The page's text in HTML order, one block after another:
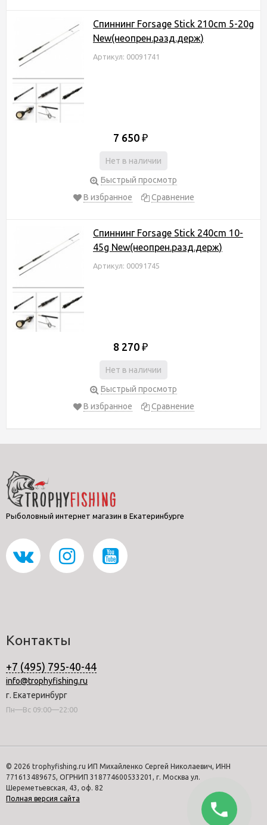
Спиннинг Forsage Stick 210cm 5-20g
New(неопрен.разд.держ)
Артикул: 00091741
7 650 ₽
Нет в наличии
Быстрый просмотр
В избранное
Сравнение
Спиннинг Forsage Stick 240cm 10-
45g New(неопрен.разд.держ)
Артикул: 00091745
8 270 ₽
Нет в наличии
Быстрый просмотр
В избранное
Сравнение
Рыболовный интернет магазин в Екатеринбурге
Контакты
+7 (495) 795-40-44
info@trophyfishing.ru
г. Екатеринбург
Пн—Вс 09:00—22:00
© 2026 trophyfishing.ru ИП Михайленко Сергей Николаевич, ИНН
771613489675, ОГРНИП 318774600533201, г. Москва ул.
Шереметьевская, 43, оф. 82
Полная версия сайта